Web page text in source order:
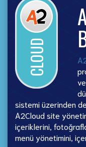
CLOUD
sistemi üzerinden
A2Cloud site
içeriklerini,
menü yönetimini,